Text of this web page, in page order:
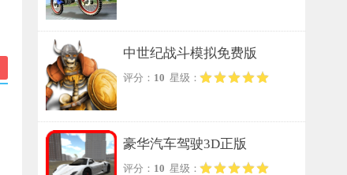
中世纪战斗模拟免费版
评分： 10 星级：
豪华汽车驾驶3D正版
评分： 10 星级：